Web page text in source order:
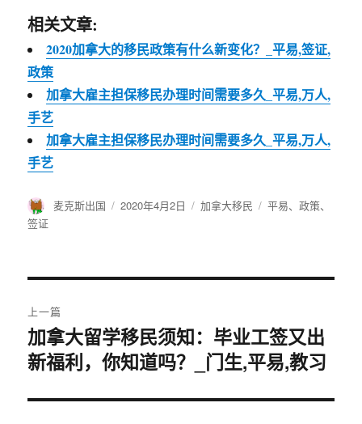
相关文章:
2020加拿大的移民政策有什么新变化？_平易,签证,
政策
加拿大雇主担保移民办理时间需要多久_平易,万人,
手艺
加拿大雇主担保移民办理时间需要多久_平易,万人,
手艺
作
麦克斯出国
发
2020年4月2日
分
加拿大移民
标
平易、政策、
签证
章
导
航
上一篇
上
篇
章：
加拿大留学移民须知：毕业工签又出
新福利，你知道吗？_门生,平易,教习